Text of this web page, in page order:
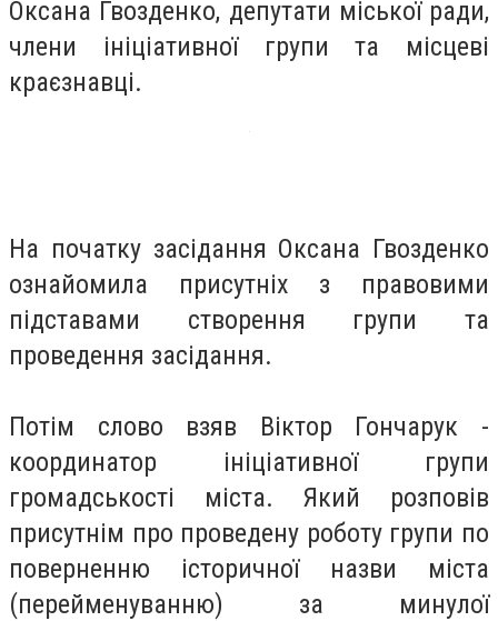
Оксана Гвозденко, депутати міської ради,
члени ініціативної групи та місцеві
краєзнавці.
На початку засідання Оксана Гвозденко
ознайомила присутніх з правовими
підставами створення групи та
проведення засідання.
Потім слово взяв Віктор Гончарук -
координатор ініціативної групи
громадськості міста. Який розповів
присутнім про проведену роботу групи по
поверненню історичної назви міста
(перейменуванню) за минулої